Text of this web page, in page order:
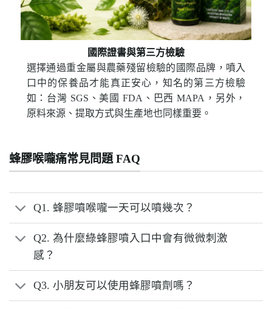
國際證書與第三方檢驗
選擇通過重金屬與農藥殘留檢驗的國際品牌，噴入
口中的保養品才能真正安心，知名的第三方檢驗
如：台灣 SGS、美國 FDA、巴西 MAPA，另外，
原料來源、提取方式與生產地也同樣重要。
蜂膠喉嚨痛常見問題 FAQ
Q1. 蜂膠噴喉嚨一天可以噴幾次？
Q2. 為什麼綠蜂膠噴入口中會有微微刺激
感？
Q3. 小朋友可以使用蜂膠噴劑嗎？